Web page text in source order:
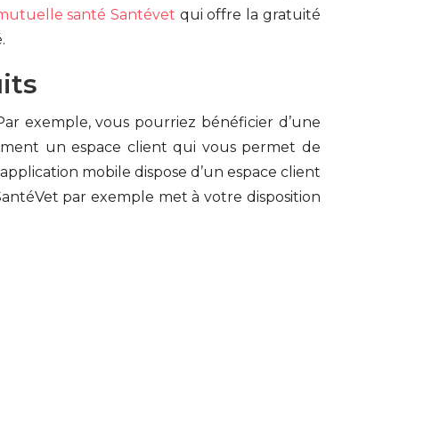
santé Santévet qui offre la gratuité
exemple, vous pourriez bénéficier d’une
un espace client qui vous permet de
mobile dispose d’un espace client
par exemple met à votre disposition